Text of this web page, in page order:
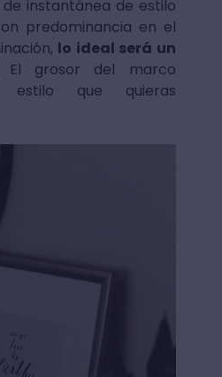
instantánea de estilo
predominancia en el
lo ideal será un
grosor del marco
estilo que quieras